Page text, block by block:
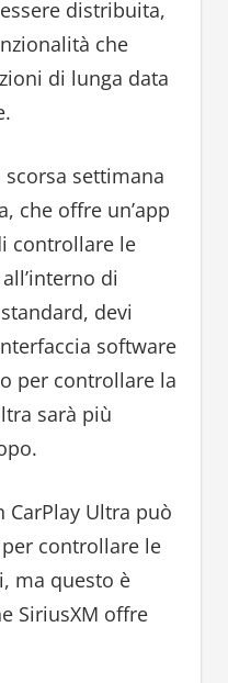
distribuita,
che
di lunga data
settimana
che offre un’app
controllare le
di
devi
software
per controllare la
sarà più
CarPlay Ultra può
controllare le
ma questo è
SiriusXM offre